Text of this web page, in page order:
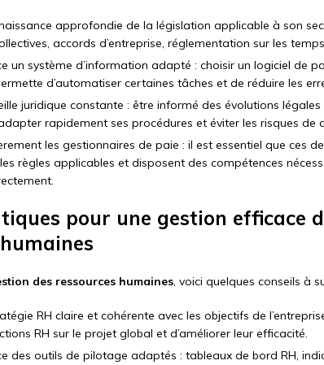
approfondie de la législation applicable à son
accords d’entreprise, réglementation sur les
un système d’information adapté : choisir un logiciel de
d’automatiser certaines tâches et de réduire les
juridique constante : être informé des évolutions
rapidement ses procédures et éviter les risques de
les gestionnaires de paie : il est essentiel que ces
règles applicables et disposent des compétences
pour une gestion efficace
des ressources humaines, voici quelques conseils à
RH claire et cohérente avec les objectifs de
RH sur le projet global et d’améliorer leur efficacité.
des outils de pilotage adaptés : tableaux de bord RH,